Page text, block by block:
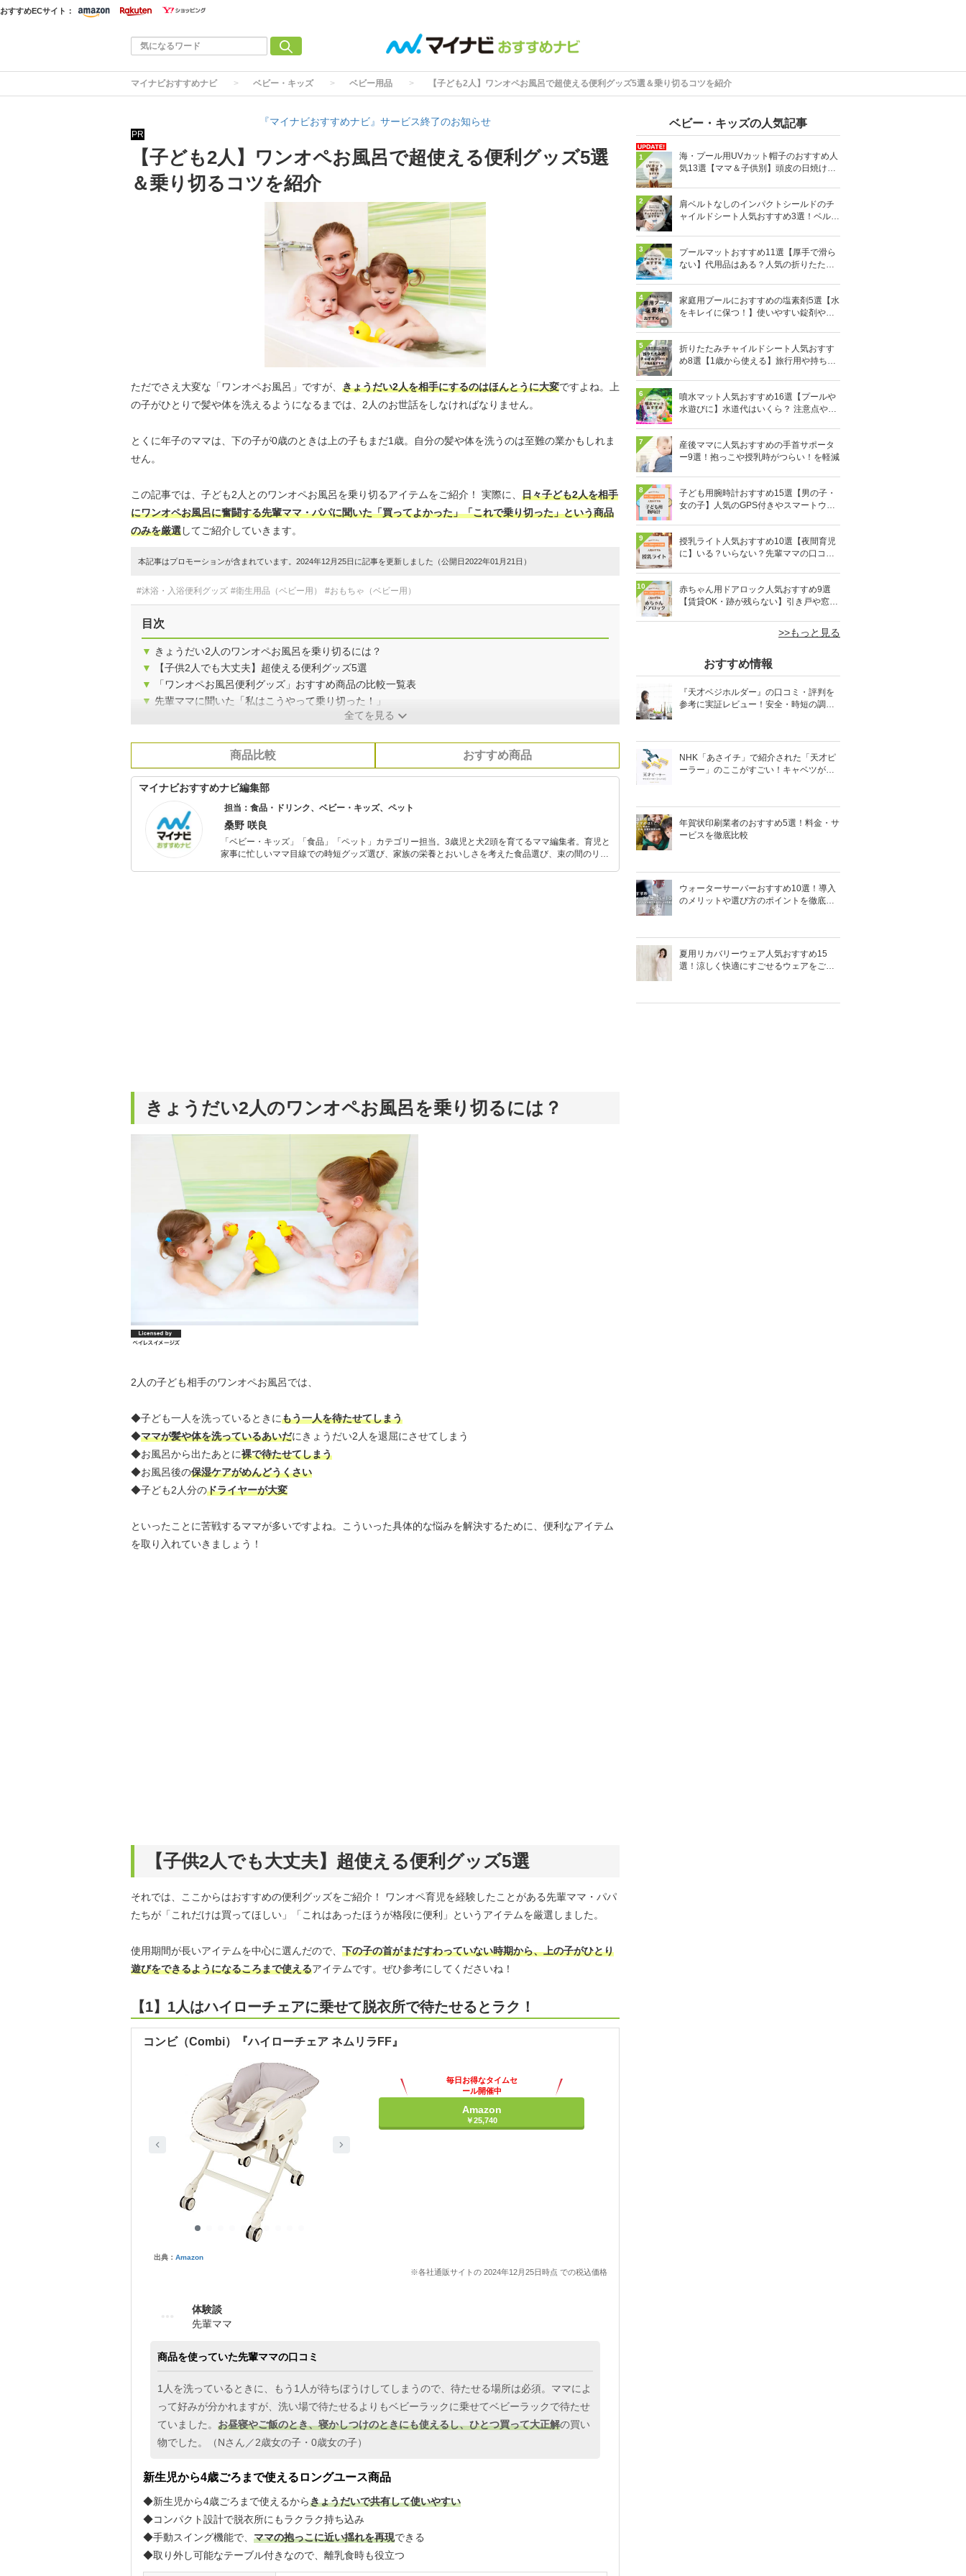
おすすめECサイト：
マイナビおすすめナビ ベビー・キッズ ベビー用品 【子ども2人】ワンオペお風呂で超使える便利グッズ5選＆乗り切るコツを紹介
『マイナビおすすめナビ』サービス終了のお知らせ
PR
【子ども2人】ワンオペお風呂で超使える便利グッズ5選
＆乗り切るコツを紹介
ただでさえ大変な「ワンオペお風呂」ですが、 きょうだい2人を相手にするのはほんとうに大変ですよね。上
の子がひとりで髪や体を洗えるようになるまでは、2人のお世話をしなければなりません。
とくに年子のママは、下の子が0歳のときは上の子もまだ1歳。自分の髪や体を洗うのは至難の業かもしれま
せん。
この記事では、子ども2人とのワンオペお風呂を乗り切るアイテムをご紹介！ 実際に、 日々子ども2人を相手
にワンオペお風呂に奮闘する先輩ママ・パパに聞いた「買ってよかった」「これで乗り切った」という商品
のみを厳選してご紹介していきます。
本記事はプロモーションが含まれています。2024年12月25日に記事を更新しました（公開日2022年01月21日）
#沐浴・入浴便利グッズ #衛生用品（ベビー用） #おもちゃ（ベビー用）
目次
▼ きょうだい2人のワンオペお風呂を乗り切るには？
▼
【子供2人でも大丈夫】超使える便利グッズ5選
▼
「ワンオペお風呂便利グッズ」おすすめ商品の比較一覧表
▼ 先輩ママに聞いた「私はこうやって乗り切った！」
全てを見る
商品比較 おすすめ商品
マイナビおすすめナビ編集部
担当：食品・ドリンク、ベビー・キッズ、ペット
桑野 咲良
「ベビー・キッズ」「食品」「ペット」カテゴリー担当。3歳児と犬2頭を育てるママ編集者。育児と
家事に忙しいママ目線での時短グッズ選び、家族の栄養とおいしさを考えた食品選び、束の間のリラ
きょうだい2人のワンオペお風呂を乗り切るには？
2人の子ども相手のワンオペお風呂では、
◆子ども一人を洗っているときにもう一人を待たせてしまう
◆ママが髪や体を洗っているあいだにきょうだい2人を退屈にさせてしまう
◆お風呂から出たあとに裸で待たせてしまう
◆お風呂後の保湿ケアがめんどうくさい
◆子ども2人分のドライヤーが大変
といったことに苦戦するママが多いですよね。こういった具体的な悩みを解決するために、便利なアイテム
を取り入れていきましょう！
【子供2人でも大丈夫】超使える便利グッズ5選
それでは、ここからはおすすめの便利グッズをご紹介！ ワンオペ育児を経験したことがある先輩ママ・パパ
たちが「これだけは買ってほしい」「これはあったほうが格段に便利」というアイテムを厳選しました。
使用期間が長いアイテムを中心に選んだので、 下の子の首がまだすわっていない時期から、上の子がひとり
遊びをできるようになるころまで使えるアイテムです。ぜひ参考にしてくださいね！
【1】1人はハイローチェアに乗せて脱衣所で待たせるとラク！
コンビ（Combi）『ハイローチェア ネムリラFF』
出典： Amazon
毎日お得なタイムセ
ール開催中
Amazon
￥25,740
※各社通販サイトの 2024年12月25日時点 での税込価格
体験談
先輩ママ
商品を使っていた先輩ママの口コミ
1人を洗っているときに、もう1人が待ちぼうけしてしまうので、待たせる場所は必須。ママによ
って好みが分かれますが、洗い場で待たせるよりもベビーラックに乗せてベビーラックで待たせ
ていました。 お昼寝やご飯のとき、寝かしつけのときにも使えるし、ひとつ買って大正解の買い
物でした。（Nさん／2歳女の子・0歳女の子）
新生児から4歳ごろまで使えるロングユース商品
◆新生児から4歳ごろまで使えるからきょうだいで共有して使いやすい
◆コンパクト設計で脱衣所にもラクラク持ち込み
◆手動スイング機能で、 ママの抱っこに近い揺れを再現できる
◆取り外し可能なテーブル付きなので、離乳食時も役立つ
ベビー・キッズの人気記事
1
海・プール用UVカット帽子のおすすめ人
気13選【ママ＆子供別】頭皮の日焼け対
2
肩ベルトなしのインパクトシールドのチ
ャイルドシート人気おすすめ3選！ベルト
3
プールマットおすすめ11選【厚手で滑ら
ない】代用品はある？人気の折りたたみ
4
家庭用プールにおすすめの塩素剤5選【水
をキレイに保つ！】使いやすい錠剤やパ
5
折りたたみチャイルドシート人気おすす
め8選【1歳から使える】旅行用や持ち運
6
噴水マット人気おすすめ16選【プールや
水遊びに】水道代はいくら？ 注意点やデ
7
産後ママに人気おすすめの手首サポータ
ー9選！抱っこや授乳時がつらい！を軽減
8
子ども用腕時計おすすめ15選【男の子・
女の子】人気のGPS付きやスマートウォ
9
授乳ライト人気おすすめ10選【夜間育児
に】いる？いらない？先輩ママの口コミ
10
赤ちゃん用ドアロック人気おすすめ9選
【賃貸OK・跡が残らない】引き戸や窓対
>>もっと見る
おすすめ情報
『天才ベジホルダー』の口コミ・評判を
参考に実証レビュー！安全・時短の調理
NHK「あさイチ」で紹介された「天才ピ
ーラー」のここがすごい！キャベツがほ
年賀状印刷業者のおすすめ5選！料金・サ
ービスを徹底比較
ウォーターサーバーおすすめ10選！導入
のメリットや選び方のポイントを徹底解
夏用リカバリーウェア人気おすすめ15
選！涼しく快適にすごせるウェアをご紹